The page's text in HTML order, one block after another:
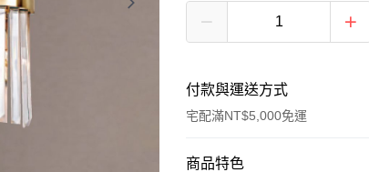
付款與運送方式
宅配滿NT$5,000免運
付款方式
商品特色